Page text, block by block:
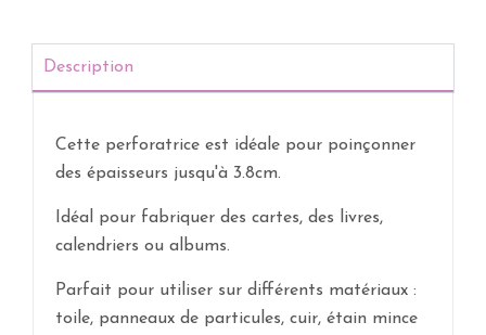
Description
Cette perforatrice est idéale pour poinçonner
des épaisseurs jusqu'à 3.8cm.
Idéal pour fabriquer des cartes, des livres,
calendriers ou albums.
Parfait pour utiliser sur différents matériaux :
toile, panneaux de particules, cuir, étain mince